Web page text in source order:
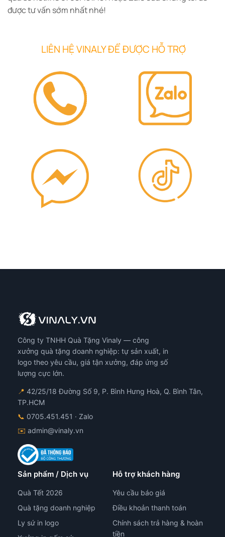
được tư vấn sớm nhất nhé!
LIÊN HỆ VINALY ĐỂ ĐƯỢC HỖ TRỢ
Công ty TNHH Quà Tặng Vinaly — công
xưởng quà tặng doanh nghiệp: tự sản xuất, in
logo theo yêu cầu, giá tận xưởng, đáp ứng số
lượng cực lớn.
📍 42/25/18 Đường Số 9, P. Bình Hưng Hoà, Q. Bình Tân,
TP.HCM
📞 0705.451.451 · Zalo
✉️ admin@vinaly.vn
Sản phẩm / Dịch vụ
Quà Tết 2026
Quà tặng doanh nghiệp
Ly sứ in logo
Hỗ trợ khách hàng
Yêu cầu báo giá
Điều khoản thanh toán
Chính sách trả hàng & hoàn
tiền